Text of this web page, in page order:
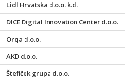
Lidl Hrvatska d.o.o. k.d.
DICE Digital Innovation Center d.o.o.
Orqa d.o.o.
AKD d.o.o.
Štefiček grupa d.o.o.